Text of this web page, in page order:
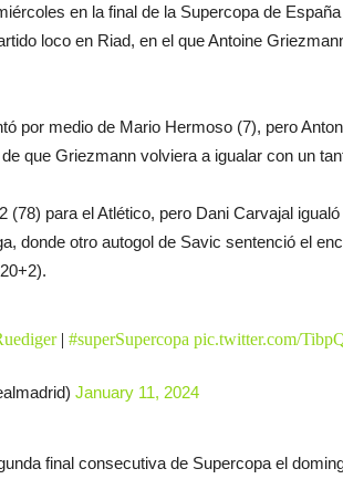
en la final de la Supercopa de
loco en Riad, en el que Antoine
por medio de Mario Hermoso (7), pero
que Griezmann volviera a igualar con un
(78) para el Atlético, pero Dani Carvajal
donde otro autogol de Savic sentenció el
|#superSupercopa pic.twitter.com/
January 11, 2024
final consecutiva de Supercopa el